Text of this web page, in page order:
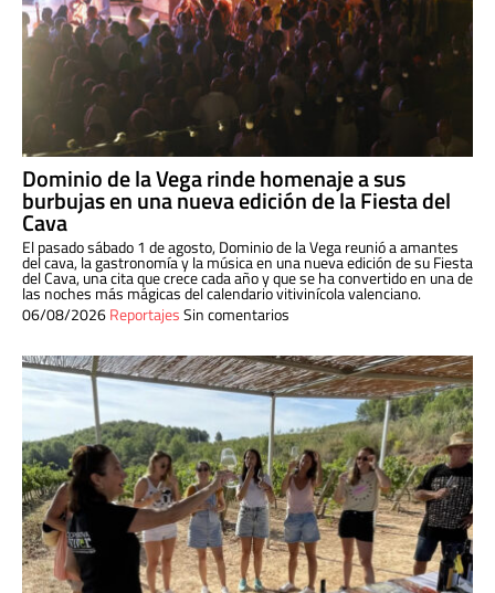
Dominio de la Vega rinde homenaje a sus
burbujas en una nueva edición de la Fiesta del
Cava
El pasado sábado 1 de agosto, Dominio de la Vega reunió a amantes
del cava, la gastronomía y la música en una nueva edición de su Fiesta
del Cava, una cita que crece cada año y que se ha convertido en una de
las noches más mágicas del calendario vitivinícola valenciano.
06/08/2026ReportajesSin comentarios